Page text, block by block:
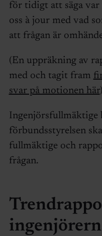
för tidigt att säga
oss à jour med vad
att frågan är
(En uppräkning av
med och tagit fram
svar på motionen här)
Ingenjörsfullmäktige
förbundsstyrelsen
fullmäktige och
frågan.